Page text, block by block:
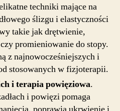
techniki mające na
ślizgu i elastyczności
takie jak drętwienie,
promieniowanie do stopy.
z najnowocześniejszych i
stosowanych w fizjoterapii.
i terapia powięziowa.
i powięzi pomaga